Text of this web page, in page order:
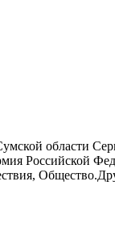
области
Российской